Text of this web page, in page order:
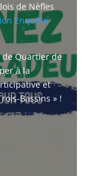
de Nèfles
Enquête
de Quartier de
à la
et
Bassins » !